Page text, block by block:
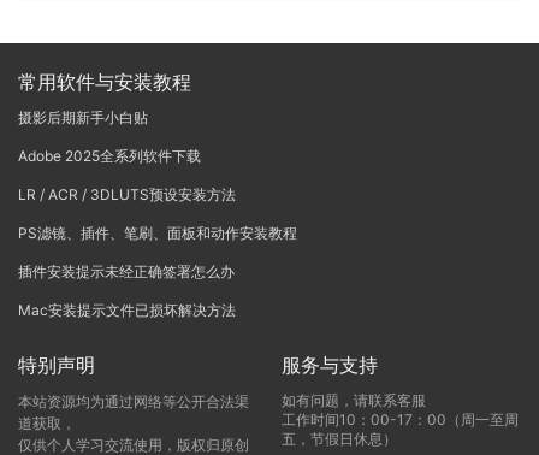
常用软件与安装教程
摄影后期新手小白贴
Adobe 2025全系列软件下载
LR / ACR / 3DLUTS预设安装方法
PS滤镜、插件、笔刷、面板和动作安装教程
插件安装提示未经正确签署怎么办
Mac安装提示文件已损坏解决方法
特别声明
本站资源均为通过网络等公开合法渠
道获取，
仅供个人学习交流使用，版权归原创
服务与支持
如有问题，请联系客服
工作时间10：00-17：00（周一至周
五，节假日休息）